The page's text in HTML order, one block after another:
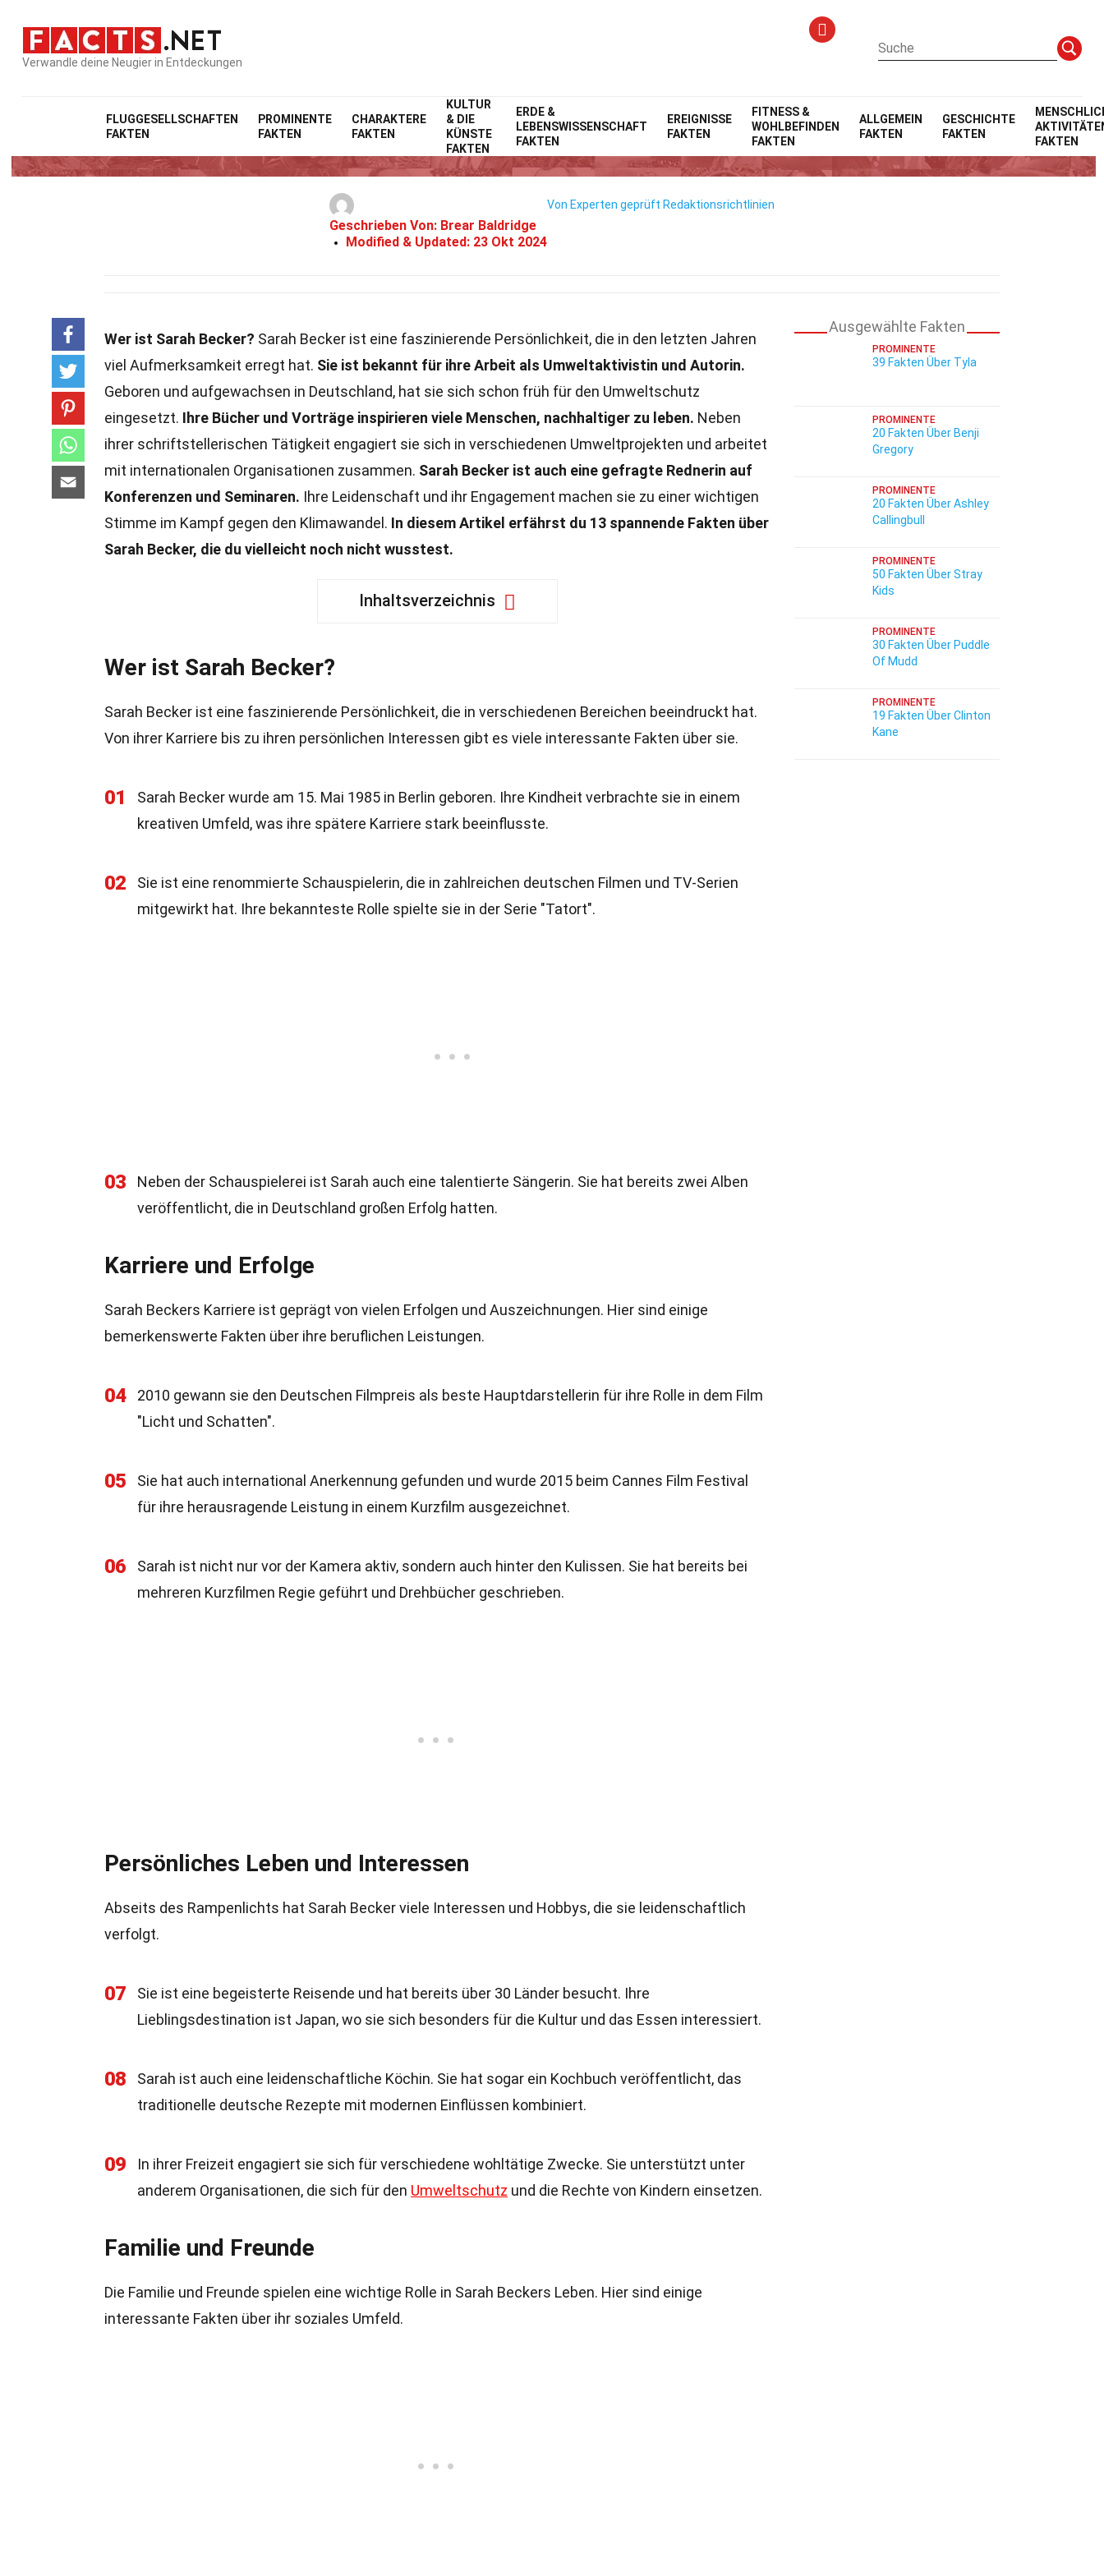
Verwandle deine Neugier in Entdeckungen
FLUGGESELLSCHAFTEN
FAKTEN
PROMINENTE
FAKTEN
CHARAKTERE
FAKTEN
KULTUR
& DIE
KÜNSTE
FAKTEN
ERDE &
LEBENSWISSENSCHAFT
FAKTEN
EREIGNISSE
FAKTEN
FITNESS &
WOHLBEFINDEN
FAKTEN
ALLGEMEIN
FAKTEN
GESCHICHTE
FAKTEN
FAKTEN
Home Prominente
13 Fakten Über Sarah Becker
Geschrieben Von: Brear Baldridge
Modified & Updated: 23 Okt 2024
Von Experten geprüft Redaktionsrichtlinien
Wer ist Sarah Becker? Sarah Becker ist eine faszinierende Persönlichkeit, die in den letzten Jahren
viel Aufmerksamkeit erregt hat. Sie ist bekannt für ihre Arbeit als Umweltaktivistin und Autorin.
Geboren und aufgewachsen in Deutschland, hat sie sich schon früh für den Umweltschutz
eingesetzt. Ihre Bücher und Vorträge inspirieren viele Menschen, nachhaltiger zu leben. Neben
ihrer schriftstellerischen Tätigkeit engagiert sie sich in verschiedenen Umweltprojekten und arbeitet
mit internationalen Organisationen zusammen. Sarah Becker ist auch eine gefragte Rednerin auf
Konferenzen und Seminaren. Ihre Leidenschaft und ihr Engagement machen sie zu einer wichtigen
Stimme im Kampf gegen den Klimawandel. In diesem Artikel erfährst du 13 spannende Fakten über
Sarah Becker, die du vielleicht noch nicht wusstest.
Inhaltsverzeichnis
Wer ist Sarah Becker?
Sarah Becker ist eine faszinierende Persönlichkeit, die in verschiedenen Bereichen beeindruckt hat.
Von ihrer Karriere bis zu ihren persönlichen Interessen gibt es viele interessante Fakten über sie.
01
Sarah Becker wurde am 15. Mai 1985 in Berlin geboren. Ihre Kindheit verbrachte sie in einem
kreativen Umfeld, was ihre spätere Karriere stark beeinflusste.
02
Sie ist eine renommierte Schauspielerin, die in zahlreichen deutschen Filmen und TV-Serien
mitgewirkt hat. Ihre bekannteste Rolle spielte sie in der Serie "Tatort".
03
Neben der Schauspielerei ist Sarah auch eine talentierte Sängerin. Sie hat bereits zwei Alben
veröffentlicht, die in Deutschland großen Erfolg hatten.
Karriere und Erfolge
Sarah Beckers Karriere ist geprägt von vielen Erfolgen und Auszeichnungen. Hier sind einige
bemerkenswerte Fakten über ihre beruflichen Leistungen.
04
2010 gewann sie den Deutschen Filmpreis als beste Hauptdarstellerin für ihre Rolle in dem Film
"Licht und Schatten".
05
Sie hat auch international Anerkennung gefunden und wurde 2015 beim Cannes Film Festival
für ihre herausragende Leistung in einem Kurzfilm ausgezeichnet.
06
Sarah ist nicht nur vor der Kamera aktiv, sondern auch hinter den Kulissen. Sie hat bereits bei
mehreren Kurzfilmen Regie geführt und Drehbücher geschrieben.
Persönliches Leben und Interessen
Abseits des Rampenlichts hat Sarah Becker viele Interessen und Hobbys, die sie leidenschaftlich
verfolgt.
07
Sie ist eine begeisterte Reisende und hat bereits über 30 Länder besucht. Ihre
Lieblingsdestination ist Japan, wo sie sich besonders für die Kultur und das Essen interessiert.
08
Sarah ist auch eine leidenschaftliche Köchin. Sie hat sogar ein Kochbuch veröffentlicht, das
traditionelle deutsche Rezepte mit modernen Einflüssen kombiniert.
09
In ihrer Freizeit engagiert sie sich für verschiedene wohltätige Zwecke. Sie unterstützt unter
anderem Organisationen, die sich für den Umweltschutz und die Rechte von Kindern einsetzen.
Familie und Freunde
Die Familie und Freunde spielen eine wichtige Rolle in Sarah Beckers Leben. Hier sind einige
interessante Fakten über ihr soziales Umfeld.
Ausgewählte Fakten
PROMINENTE
39 Fakten Über Tyla
PROMINENTE
20 Fakten Über Benji
Gregory
PROMINENTE
20 Fakten Über Ashley
Callingbull
PROMINENTE
50 Fakten Über Stray
Kids
PROMINENTE
30 Fakten Über Puddle
Of Mudd
PROMINENTE
19 Fakten Über Clinton
Kane